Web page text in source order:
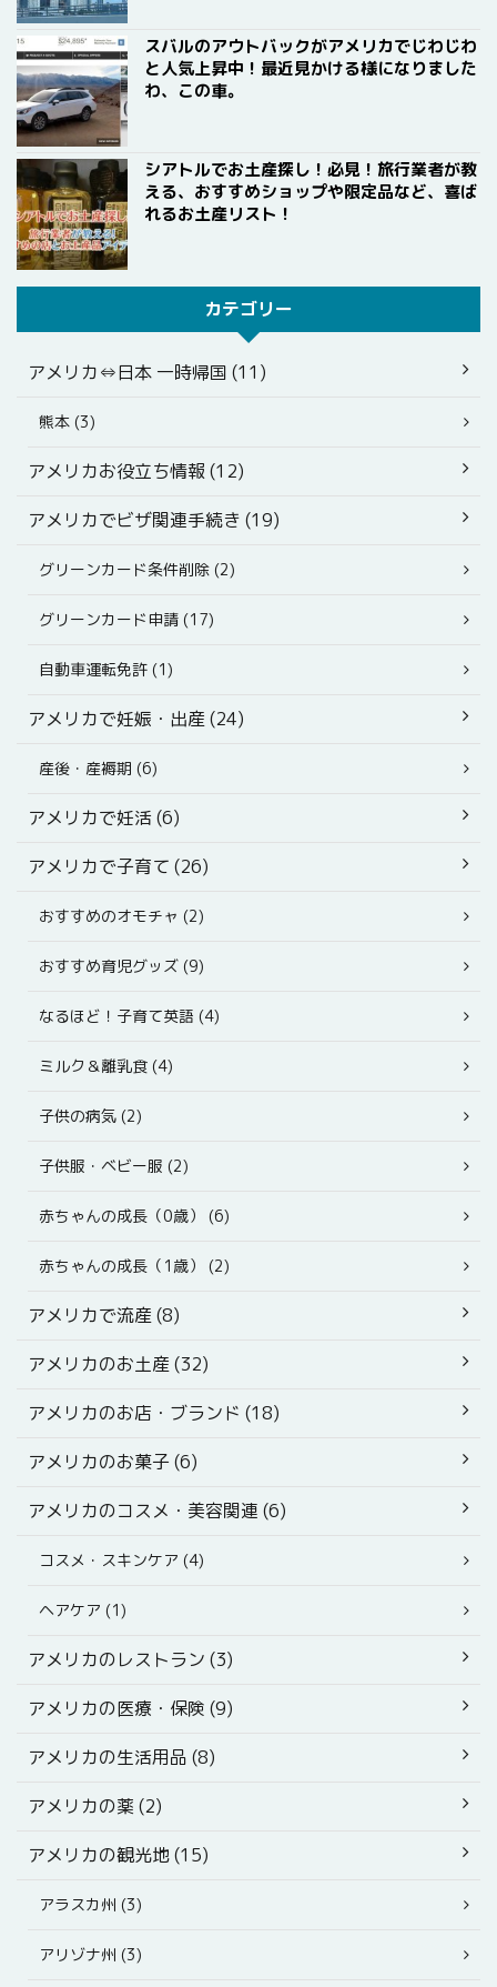
スバルのアウトバックがアメリカでじわじわ
と人気上昇中！最近見かける様になりました
わ、この車。
シアトルでお土産探し！必見！旅行業者が教
える、おすすめショップや限定品など、喜ば
れるお土産リスト！
カテゴリー
アメリカ⇔日本 一時帰国 (11)
熊本 (3)
アメリカお役立ち情報 (12)
アメリカでビザ関連手続き (19)
グリーンカード条件削除 (2)
グリーンカード申請 (17)
自動車運転免許 (1)
アメリカで妊娠・出産 (24)
産後・産褥期 (6)
アメリカで妊活 (6)
アメリカで子育て (26)
おすすめのオモチャ (2)
おすすめ育児グッズ (9)
なるほど！子育て英語 (4)
ミルク＆離乳食 (4)
子供の病気 (2)
子供服・ベビー服 (2)
赤ちゃんの成長（0歳） (6)
赤ちゃんの成長（1歳） (2)
アメリカで流産 (8)
アメリカのお土産 (32)
アメリカのお店・ブランド (18)
アメリカのお菓子 (6)
アメリカのコスメ・美容関連 (6)
コスメ・スキンケア (4)
ヘアケア (1)
アメリカのレストラン (3)
アメリカの医療・保険 (9)
アメリカの生活用品 (8)
アメリカの薬 (2)
アメリカの観光地 (15)
アラスカ州 (3)
アリゾナ州 (3)